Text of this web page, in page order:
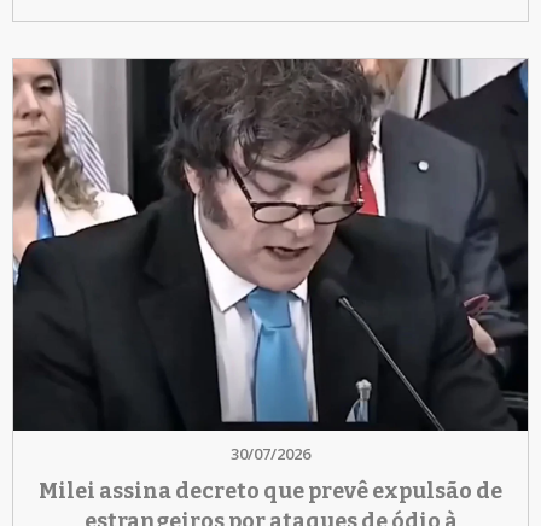
30/07/2026
Milei assina decreto que prevê expulsão de